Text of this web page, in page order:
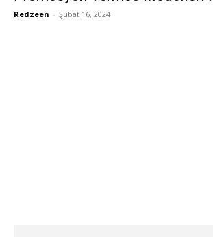
Redzeen - Şubat 16, 2024